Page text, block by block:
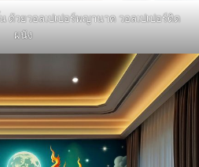
วยวอลเปเปอร์พญานาค วอลเปเปอร์ติด
ผนัง